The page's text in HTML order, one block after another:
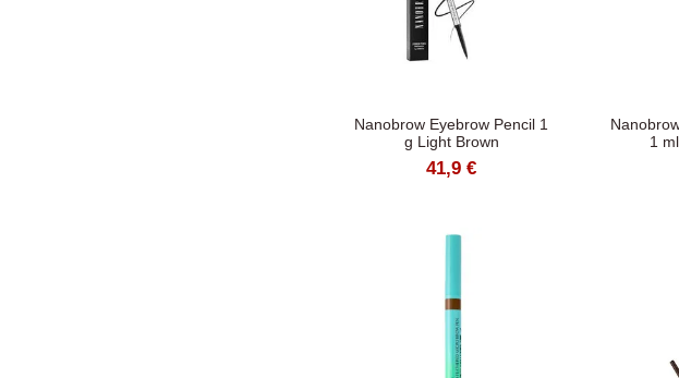
Nanobrow Eyebrow Pencil 1
g Light Brown
41,9 €
1